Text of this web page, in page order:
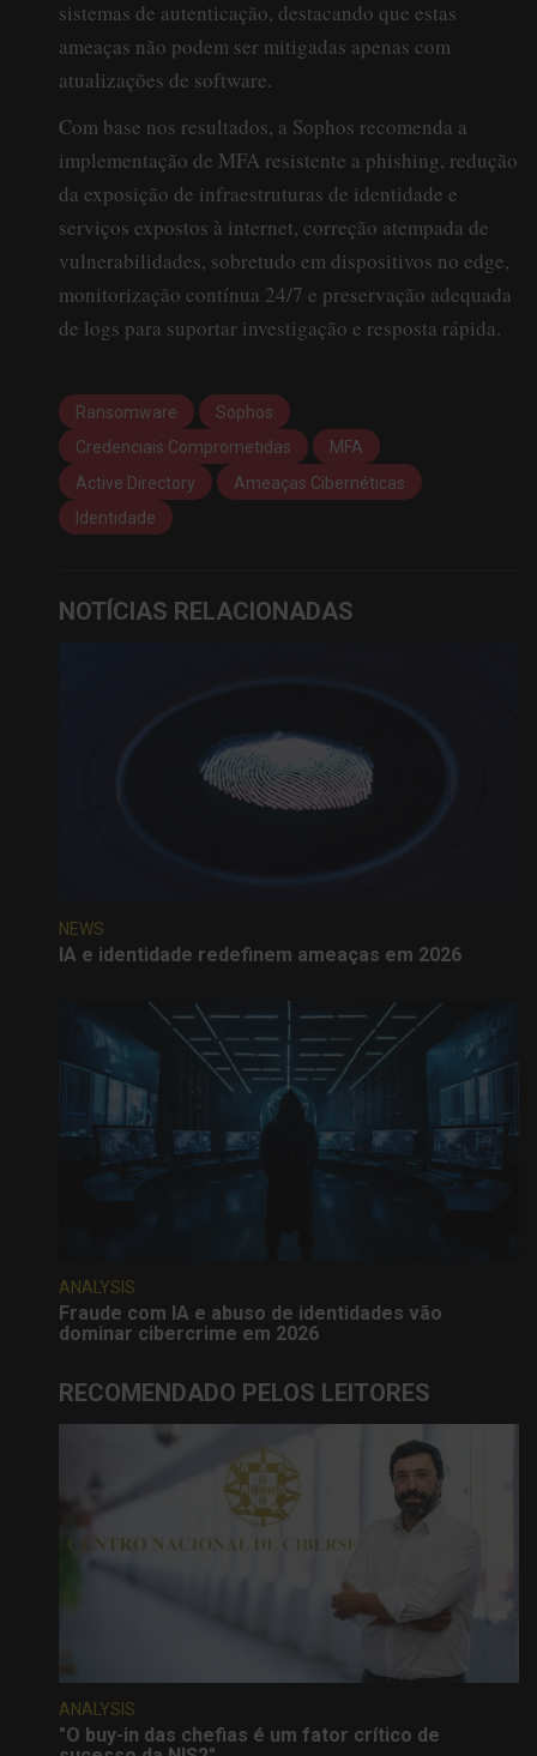
sistemas de autenticação, destacando que estas
ameaças não podem ser mitigadas apenas com
atualizações de software.
Com base nos resultados, a Sophos recomenda a
implementação de MFA resistente a phishing, redução
da exposição de infraestruturas de identidade e
serviços expostos à internet, correção atempada de
vulnerabilidades, sobretudo em dispositivos no edge,
monitorização contínua 24/7 e preservação adequada
de logs para suportar investigação e resposta rápida.
Ransomware
Sophos
Credenciais Comprometidas
MFA
Active Directory
Ameaças Cibernéticas
Identidade
NOTÍCIAS RELACIONADAS
NEWS
IA e identidade redefinem ameaças em 2026
ANALYSIS
Fraude com IA e abuso de identidades vão
dominar cibercrime em 2026
RECOMENDADO PELOS LEITORES
ANALYSIS
"O buy-in das chefias é um fator crítico de